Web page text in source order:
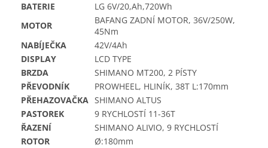
BATERIE
LG 6V/20,Ah,720Wh
MOTOR
BAFANG ZADNÍ MOTOR, 36V/250W,
45Nm
NABÍJEČKA
42V/4Ah
DISPLAY
LCD TYPE
BRZDA
SHIMANO MT200, 2 PÍSTY
PŘEVODNÍK
PROWHEEL, HLINÍK, 38T L:170mm
PŘEHAZOVAČKA SHIMANO ALTUS
PASTOREK
9 RYCHLOSTÍ 11-36T
ŘAZENÍ
SHIMANO ALIVIO, 9 RYCHLOSTÍ
ROTOR
Ø:180mm